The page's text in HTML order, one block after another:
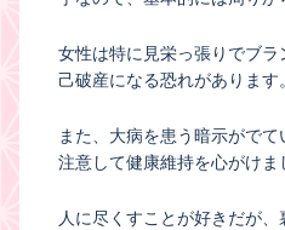
女性は特に見栄っ張りでブ
己破産になる恐れがあります。
また、大病を患う暗示がで
注意して健康維持を心がけま
人に尽くすことが好きだが